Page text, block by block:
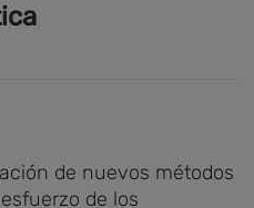
de nuevos métodos
de los